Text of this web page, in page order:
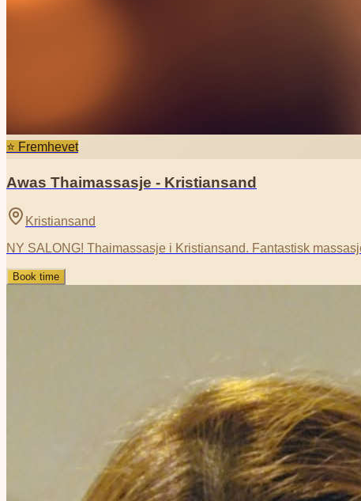
⭐ Fremhevet
Awas Thaimassasje - Kristiansand
Kristiansand
NY SALONG! Thaimassasje i Kristiansand. Fantastisk
Book time